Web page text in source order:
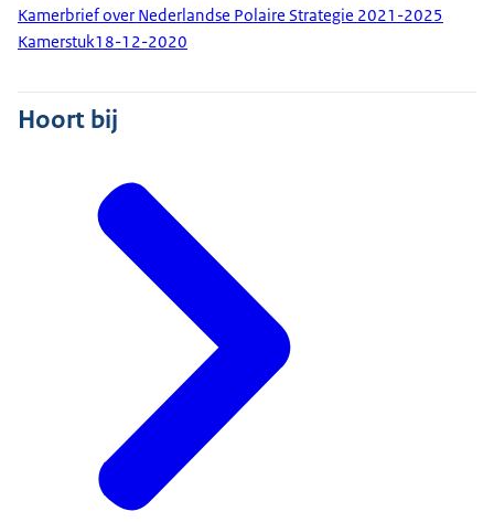
Kamerbrief over Nederlandse Polaire Strategie 2021-2025
Kamerstuk18-12-2020
Hoort bij